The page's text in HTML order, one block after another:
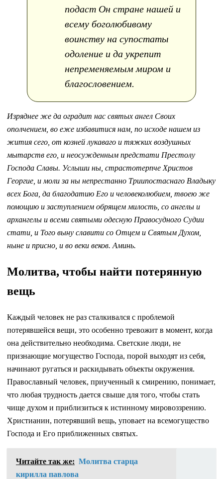
подаст Он стране нашей и
всему боголюбивому
воинству на супостаты
одоление и да укрепит
непременяемым миром и
благословением.
Изряднее же да оградит нас святых ангел Своих
ополчением, во еже избавитися нам, по исходе нашем из
жития сего, от козней лукаваго и тяжких воздушных
мытарств его, и неосужденным предстати Престолу
Господа Славы. Услыши ны, страстотерпче Христов
Георгие, и моли за ны непрестанно Триипостаснаго Владыку
всех Бога, да благодатию Его и человеколюбием, твоею же
помощию и заступлением обрящем милость, со ангелы и
архангелы и всеми святыми одесную Правосудного Судии
стати, и Того выну славити со Отцем и Святым Духом,
ныне и присно, и во веки веков. Аминь.
Молитва, чтобы найти потерянную
вещь
Каждый человек не раз сталкивался с проблемой
потерявшейся вещи, это особенно тревожит в момент, когда
она действительно необходима. Светские люди, не
признающие могущество Господа, порой выходят из себя,
начинают ругаться и раскидывать объекты окружения.
Православный человек, приученный к смирению, понимает,
что любая трудность дается свыше для того, чтобы стать
чище духом и приблизиться к истинному мировоззрению.
Христианин, потерявший вещь, уповает на всемогущество
Господа и Его приближенных святых.
Читайте так же: Молитва старца
кирилла павлова